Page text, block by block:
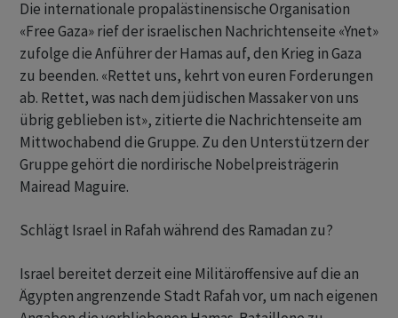
Die internationale propalästinensische Organisation
«Free Gaza» rief der israelischen Nachrichtenseite «Ynet»
zufolge die Anführer der Hamas auf, den Krieg in Gaza
zu beenden. «Rettet uns, kehrt von euren Forderungen
ab. Rettet, was nach dem jüdischen Massaker von uns
übrig geblieben ist», zitierte die Nachrichtenseite am
Mittwochabend die Gruppe. Zu den Unterstützern der
Gruppe gehört die nordirische Nobelpreisträgerin
Mairead Maguire.
Schlägt Israel in Rafah während des Ramadan zu?
Israel bereitet derzeit eine Militäroffensive auf die an
Ägypten angrenzende Stadt Rafah vor, um nach eigenen